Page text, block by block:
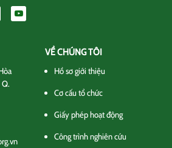
VỀ CHÚNG TÔI
Hồ sơ giới thiệu
Cơ cấu tổ chức
Giấy phép hoạt động
Công trình nghiên cứu